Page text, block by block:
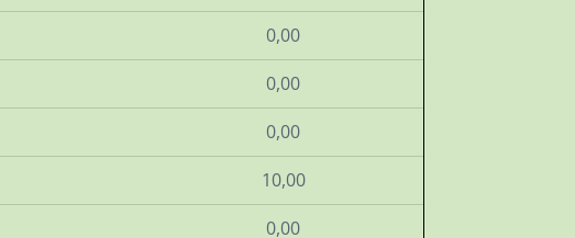
0,00
0,00
0,00
10,00
0,00